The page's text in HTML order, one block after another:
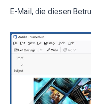
E-Mail, die diesen